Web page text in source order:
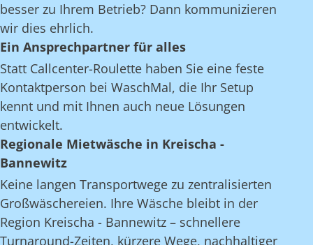
besser zu Ihrem Betrieb? Dann kommunizieren
wir dies ehrlich.
Ein Ansprechpartner für alles
Statt Callcenter-Roulette haben Sie eine feste
Kontaktperson bei WaschMal, die Ihr Setup
kennt und mit Ihnen auch neue Lösungen
entwickelt.
Regionale Mietwäsche in Kreischa -
Bannewitz
Keine langen Transportwege zu zentralisierten
Großwäschereien. Ihre Wäsche bleibt in der
Region Kreischa - Bannewitz – schnellere
Turnaround-Zeiten, kürzere Wege, nachhaltiger